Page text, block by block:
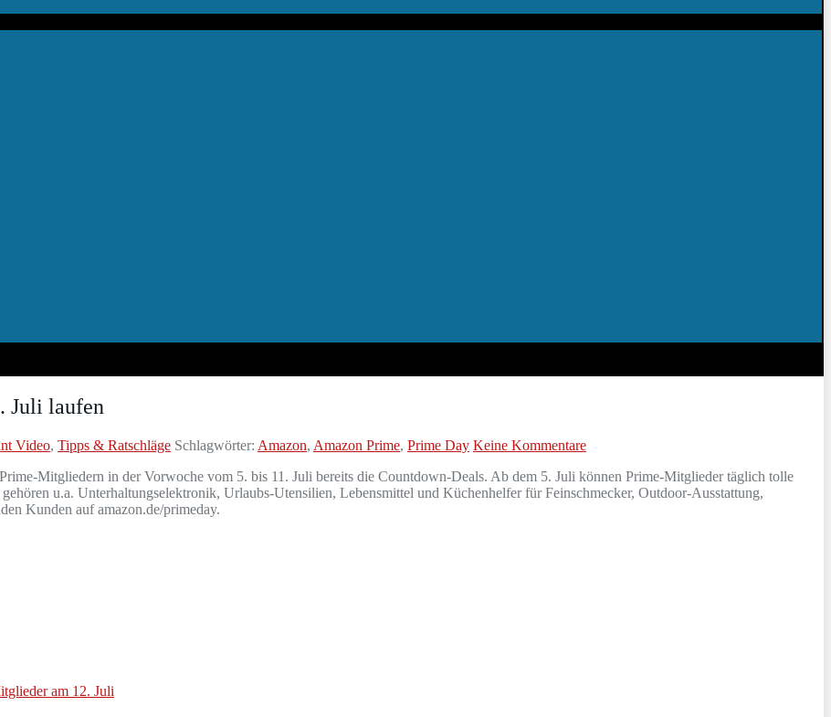
Juli laufen
Video, Tipps & Ratschläge Schlagwörter: Amazon, Amazon Prime, Prime Day Keine Kommentare
Mitgliedern in der Vorwoche vom 5. bis 11. Juli bereits die Countdown-Deals. Ab dem 5. Juli können Prime-Mitglieder täglich tolle
u.a. Unterhaltungselektronik, Urlaubs-Utensilien, Lebensmittel und Küchenhelfer für Feinschmecker, Outdoor-Ausstattung,
Kunden auf amazon.de/primeday.
am 12. Juli